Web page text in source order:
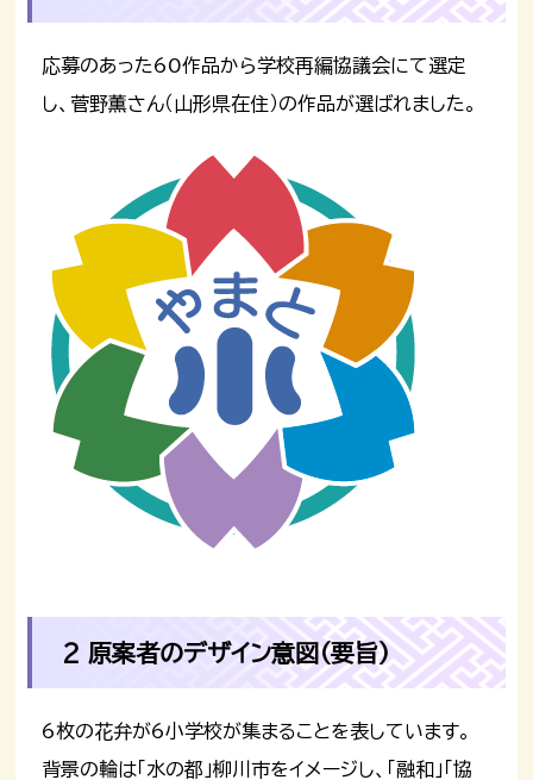
応募のあった60作品から学校再編協議会にて選定
し、菅野薫さん（山形県在住）の作品が選ばれました。
2 原案者のデザイン意図（要旨）
6枚の花弁が6小学校が集まることを表しています。
背景の輪は「水の都」柳川市をイメージし、「融和」「協